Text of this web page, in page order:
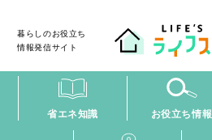
暮らしのお役立ち
情報発信サイト
省エネ知識 お役立ち情報